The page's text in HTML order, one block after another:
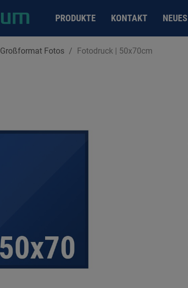
PRODUKTE KONTAKT NEUES
Großformat Fotos Fotodruck | 50x70cm